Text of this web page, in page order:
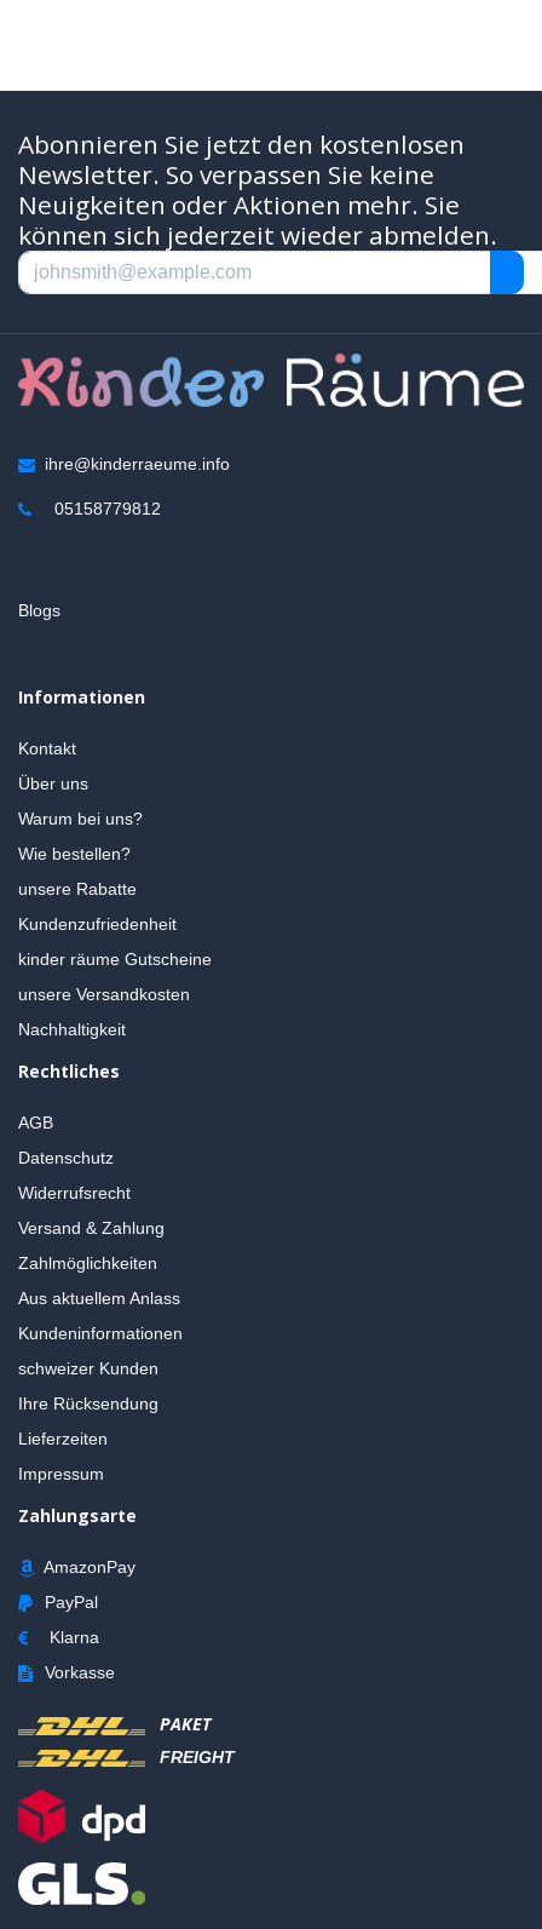
Abonnieren Sie jetzt den kostenlosen
Newsletter. So verpassen Sie keine
Neuigkeiten oder Aktionen mehr. Sie
können sich jederzeit wieder abmelden.
ihre@kinderraeume.info
05158779812
Blogs
Informationen
Kontakt
Über uns
Warum bei uns?
Wie bestellen?
unsere Rabatte
Kundenzufriedenheit
kinder räume Gutscheine
unsere Versandkosten
Nachhaltigkeit
Rechtliches
AGB
Datenschutz
Widerrufsrecht
Versand & Zahlung
Zahlmöglichkeiten
Aus aktuellem Anlass
Kundeninformationen
schweizer Kunden
Ihre Rücksendung
Lieferzeiten
Impressum
Zahlungsarte
AmazonPay
PayPal
Klarna
Vorkasse
PAKET
FREIGHT